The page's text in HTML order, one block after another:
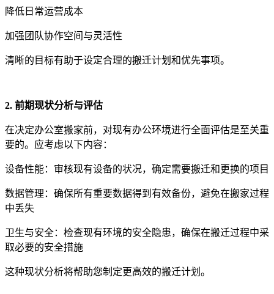
降低日常运营成本
加强团队协作空间与灵活性
清晰的目标有助于设定合理的搬迁计划和优先事项。
2. 前期现状分析与评估
在决定办公室搬家前，对现有办公环境进行全面评估是至关重
要的。应考虑以下内容：
设备性能：审核现有设备的状况，确定需要搬迁和更换的项目
数据管理：确保所有重要数据得到有效备份，避免在搬家过程
中丢失
卫生与安全：检查现有环境的安全隐患，确保在搬迁过程中采
取必要的安全措施
这种现状分析将帮助您制定更高效的搬迁计划。